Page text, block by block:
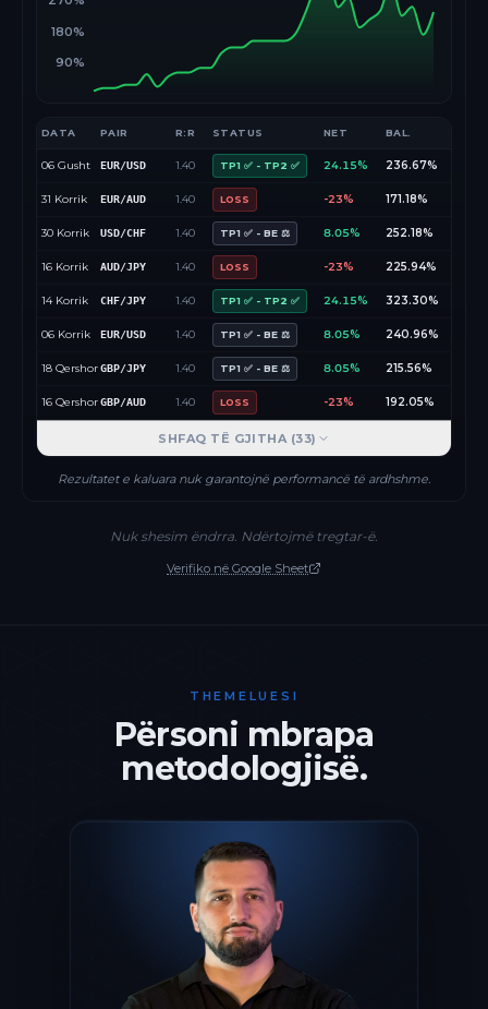
90%
180%
DATA PAIR R:R STATUS NET BAL.
06 Gusht EUR/USD 1.40 TP1 ✅ - TP2 ✅ 24.15% 236.67%
31 Korrik EUR/AUD 1.40 LOSS -23% 171.18%
30 Korrik USD/CHF 1.40 TP1 ✅ - BE ⚖️ 8.05% 252.18%
16 Korrik AUD/JPY 1.40 LOSS -23% 225.94%
14 Korrik CHF/JPY 1.40 TP1 ✅ - TP2 ✅ 24.15% 323.30%
06 Korrik EUR/USD 1.40 TP1 ✅ - BE ⚖️ 8.05% 240.96%
18 QershorGBP/JPY 1.40 TP1 ✅ - BE ⚖️ 8.05% 215.56%
16 QershorGBP/AUD 1.40 LOSS -23% 192.05%
SHFAQ TË GJITHA (33)
Rezultatet e kaluara nuk garantojnë performancë të ardhshme.
Nuk shesim ëndrra. Ndërtojmë tregtar-ë.
Verifiko në Google Sheet
THEMELUESI
Përsoni mbrapa
metodologjisë.